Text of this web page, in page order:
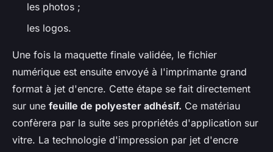
les photos ;
les logos.
Une fois la maquette finale validée, le fichier
numérique est ensuite envoyé à l'imprimante grand
format à jet d'encre. Cette étape se fait directement
sur une feuille de polyester adhésif. Ce matériau
confèrera par la suite ses propriétés d'application sur
vitre. La technologie d'impression par jet d'encre